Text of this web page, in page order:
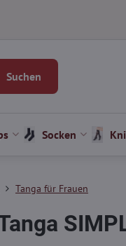
Suchen
Socken
Tanga für Frauen